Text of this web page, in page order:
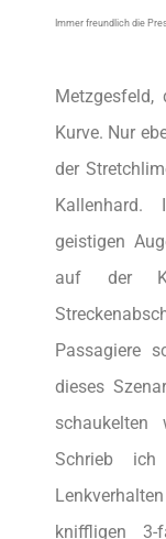
Immer freundlich die
Kurve. Nur
der
geistigen
auf der
Passagiere
dieses
schaukelten
Schrieb
kniffligen 3-